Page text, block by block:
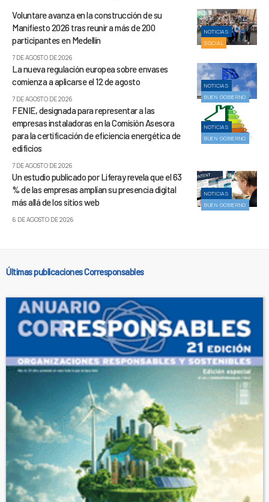
NOTICIAS
SOCIAL
Voluntare avanza en la construcción de su
Manifiesto 2026 tras reunir a más de 200
participantes en Medellín
7 DE AGOSTO DE 2026
NOTICIAS
BUEN GOBIERNO
La nueva regulación europea sobre envases
comienza a aplicarse el 12 de agosto
7 DE AGOSTO DE 2026
NOTICIAS
BUEN GOBIERNO
FENIE, designada para representar a las
empresas instaladoras en la Comisión Asesora
para la certificación de eficiencia energética de
edificios
7 DE AGOSTO DE 2026
NOTICIAS
BUEN GOBIERNO
Un estudio publicado por Liferay revela que el 63
% de las empresas amplían su presencia digital
más allá de los sitios web
6 DE AGOSTO DE 2026
Últimas publicaciones Corresponsables